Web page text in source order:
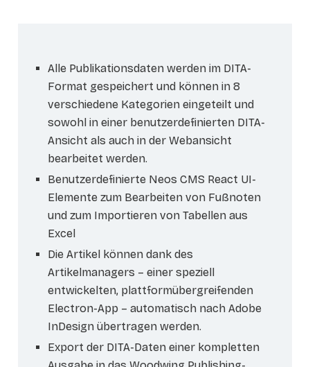
Alle Publikationsdaten werden im DITA-
Format gespeichert und können in 8
verschiedene Kategorien eingeteilt und
sowohl in einer benutzerdefinierten DITA-
Ansicht als auch in der Webansicht
bearbeitet werden.
Benutzerdefinierte Neos CMS React UI-
Elemente zum Bearbeiten von Fußnoten
und zum Importieren von Tabellen aus
Excel
Die Artikel können dank des
Artikelmanagers – einer speziell
entwickelten, plattformübergreifenden
Electron-App – automatisch nach Adobe
InDesign übertragen werden.
Export der DITA-Daten einer kompletten